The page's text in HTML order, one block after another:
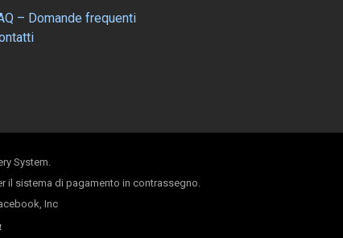
– Domande frequenti
System.
il sistema di pagamento in contrassegno.
Inc